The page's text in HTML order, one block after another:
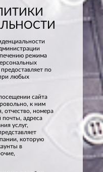
режима
по
любых
сайта
к ним
отчество, номера
почты, адреса
услуг,
которую
в